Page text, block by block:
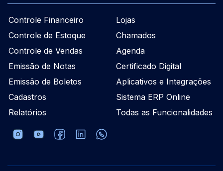
Controle Financeiro
Controle de Estoque
Controle de Vendas
Emissão de Notas
Emissão de Boletos
Cadastros
Relatórios
Lojas
Chamados
Agenda
Certificado Digital
Aplicativos e Integrações
Sistema ERP Online
Todas as Funcionalidades